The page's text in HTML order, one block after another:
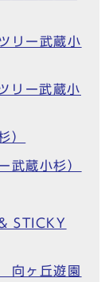
リー武蔵小
ー武蔵小
）
武蔵小杉）
STICKY
向ヶ丘遊園